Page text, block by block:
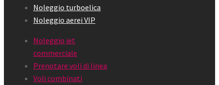
Noleggio turboelica
Noleggio aerei VIP
Noleggio jet
commerciale
Prenotare voli di linea
Voli combinati